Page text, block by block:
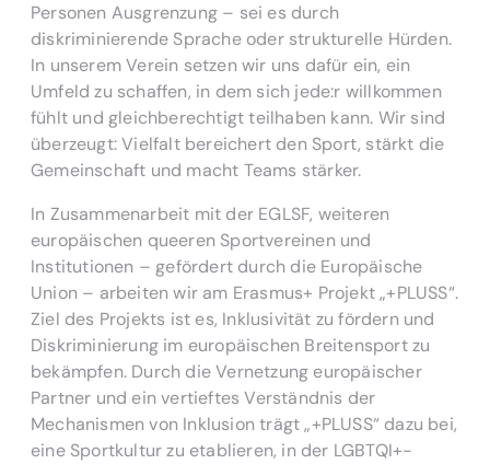
Personen Ausgrenzung – sei es durch
diskriminierende Sprache oder strukturelle Hürden.
In unserem Verein setzen wir uns dafür ein, ein
Umfeld zu schaffen, in dem sich jede:r willkommen
fühlt und gleichberechtigt teilhaben kann. Wir sind
überzeugt: Vielfalt bereichert den Sport, stärkt die
Gemeinschaft und macht Teams stärker.
In Zusammenarbeit mit der EGLSF, weiteren
europäischen queeren Sportvereinen und
Institutionen – gefördert durch die Europäische
Union – arbeiten wir am Erasmus+ Projekt „+PLUSS“.
Ziel des Projekts ist es, Inklusivität zu fördern und
Diskriminierung im europäischen Breitensport zu
bekämpfen. Durch die Vernetzung europäischer
Partner und ein vertieftes Verständnis der
Mechanismen von Inklusion trägt „+PLUSS“ dazu bei,
eine Sportkultur zu etablieren, in der LGBTQI+-